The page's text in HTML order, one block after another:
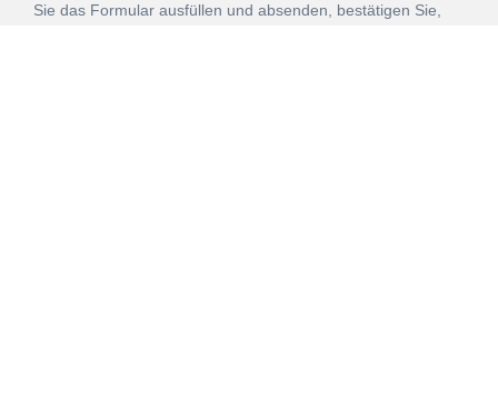
Sie das Formular ausfüllen und absenden, bestätigen Sie,